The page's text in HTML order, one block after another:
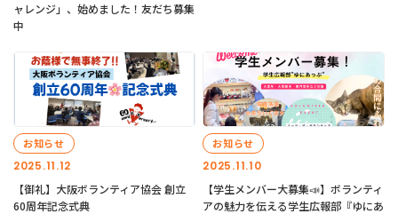
ャレンジ」、始めました！友だち募集
中
2025.11.12
お知らせ
【御礼】大阪ボランティア協会 創立
60周年記念式典
2025.11.10
お知らせ
【学生メンバー大募集📣】ボランティ
アの魅力を伝える学生広報部『ゆにあ